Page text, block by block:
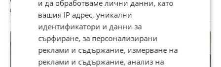
гр. Пловдив, Център, 16 юли
и да обработваме лични данни, като
вашия IP адрес, уникални
идентификатори и данни за
сърфиране, за персонализирани
реклами и съдържание, измерване на
реклами и съдържание, анализ на